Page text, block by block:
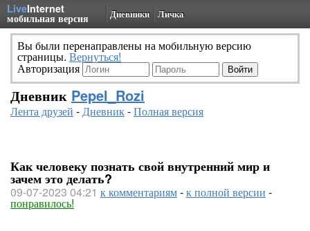
LiveInternet
мобильная версия Дневники Личка
Вы были перенаправлены на мобильную версию
страницы. Вернуться!
Авторизация
Дневник Pepel_Rozi
Лента друзей -Дневник-Полная версия
Как человеку познать свой внутренний мир и
зачем это делать?
09-07-2023 04:21 к комментариям-к полной версии -
понравилось!